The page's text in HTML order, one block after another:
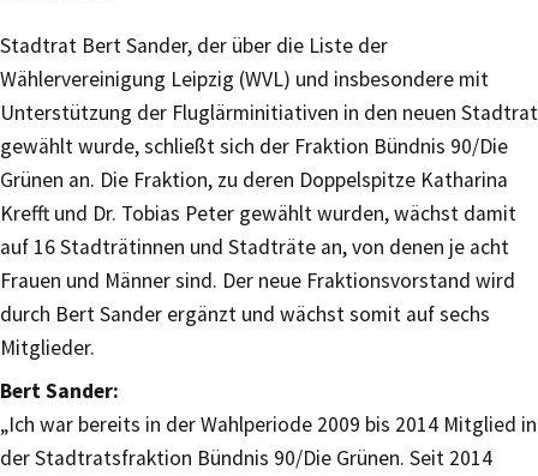
Stadtrat Bert Sander, der über die Liste der
Wählervereinigung Leipzig (WVL) und insbesondere mit
Unterstützung der Fluglärminitiativen in den neuen Stadtrat
gewählt wurde, schließt sich der Fraktion Bündnis 90/Die
Grünen an. Die Fraktion, zu deren Doppelspitze Katharina
Krefft und Dr. Tobias Peter gewählt wurden, wächst damit
auf 16 Stadträtinnen und Stadträte an, von denen je acht
Frauen und Männer sind. Der neue Fraktionsvorstand wird
durch Bert Sander ergänzt und wächst somit auf sechs
Mitglieder.
Bert Sander:
„Ich war bereits in der Wahlperiode 2009 bis 2014 Mitglied in
der Stadtratsfraktion Bündnis 90/Die Grünen. Seit 2014